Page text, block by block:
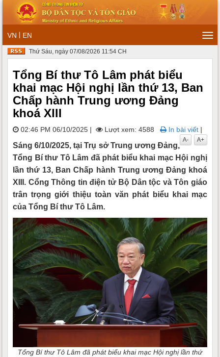
VN | EN
Thứ Sáu, ngày 07/08/2026 11:54 CH
Tổng Bí thư Tô Lâm phát biểu
khai mạc Hội nghị lần thứ 13, Ban
Chấp hành Trung ương Đảng
khoá XIII
02:46 PM 06/10/2025 | Lượt xem: 4588 In bài viết |
A+
A-
Sáng 6/10/2025, tại Trụ sở Trung ương Đảng,
Tổng Bí thư Tô Lâm đã phát biểu khai mạc Hội nghị
lần thứ 13, Ban Chấp hành Trung ương Đảng khoá
XIII. Cổng Thông tin điện tử Bộ Dân tộc và Tôn giáo
trân trọng giới thiệu toàn văn phát biểu khai mạc
của Tổng Bí thư Tô Lâm.
Tổng Bí thư Tô Lâm đã phát biểu khai mạc Hội nghị lần thứ